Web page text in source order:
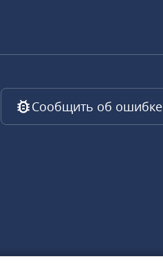
Сообщить об ошибке